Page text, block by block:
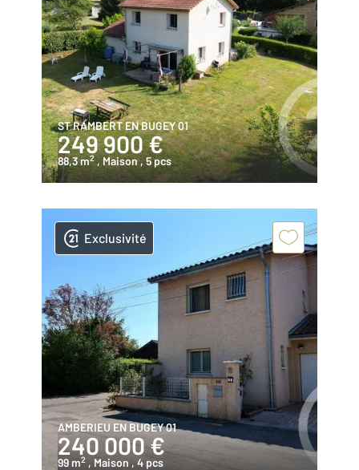
ST RAMBERT EN BUGEY 01
249 900 €
88,3 m2 , Maison , 5 pcs
Exclusivité
AMBERIEU EN BUGEY 01
240 000 €
99 m2 , Maison , 4 pcs